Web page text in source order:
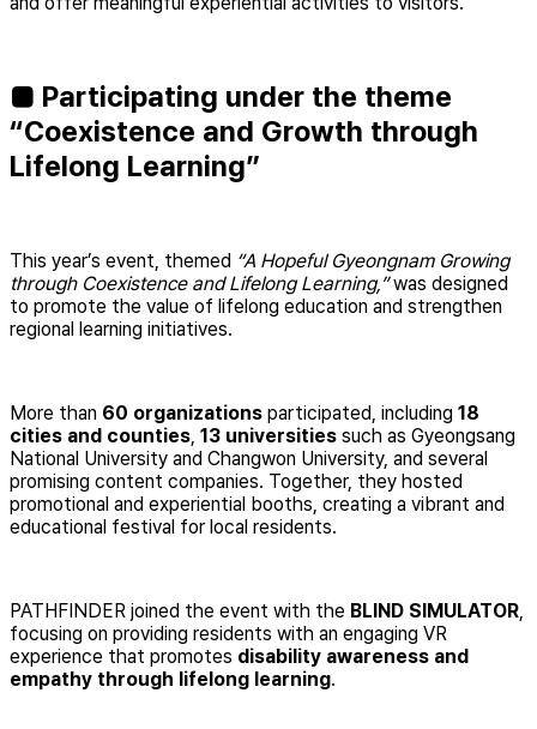
■ Participating under the theme
“Coexistence and Growth through
Lifelong Learning”
This year’s event, themed “A Hopeful Gyeongnam Growing
through Coexistence and Lifelong Learning,”was designed
to promote the value of lifelong education and strengthen
regional learning initiatives.
More than 60 organizations participated, including 18
cities and counties, 13 universities such as Gyeongsang
National University and Changwon University, and several
promising content companies. Together, they hosted
promotional and experiential booths, creating a vibrant and
educational festival for local residents.
PATHFINDER joined the event with the BLIND SIMULATOR,
focusing on providing residents with an engaging VR
experience that promotes disability awareness and
empathy through lifelong learning.